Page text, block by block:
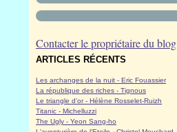
Contacter le propriétaire du blog
ARTICLES RÉCENTS
Les archanges de la nuit - Eric Fouassier
La république des riches - Tignous
Le triangle d'or - Hélène Rosselet-Ruizh
Titanic - Michelluzzi
The Ugly - Yeon Sang-ho